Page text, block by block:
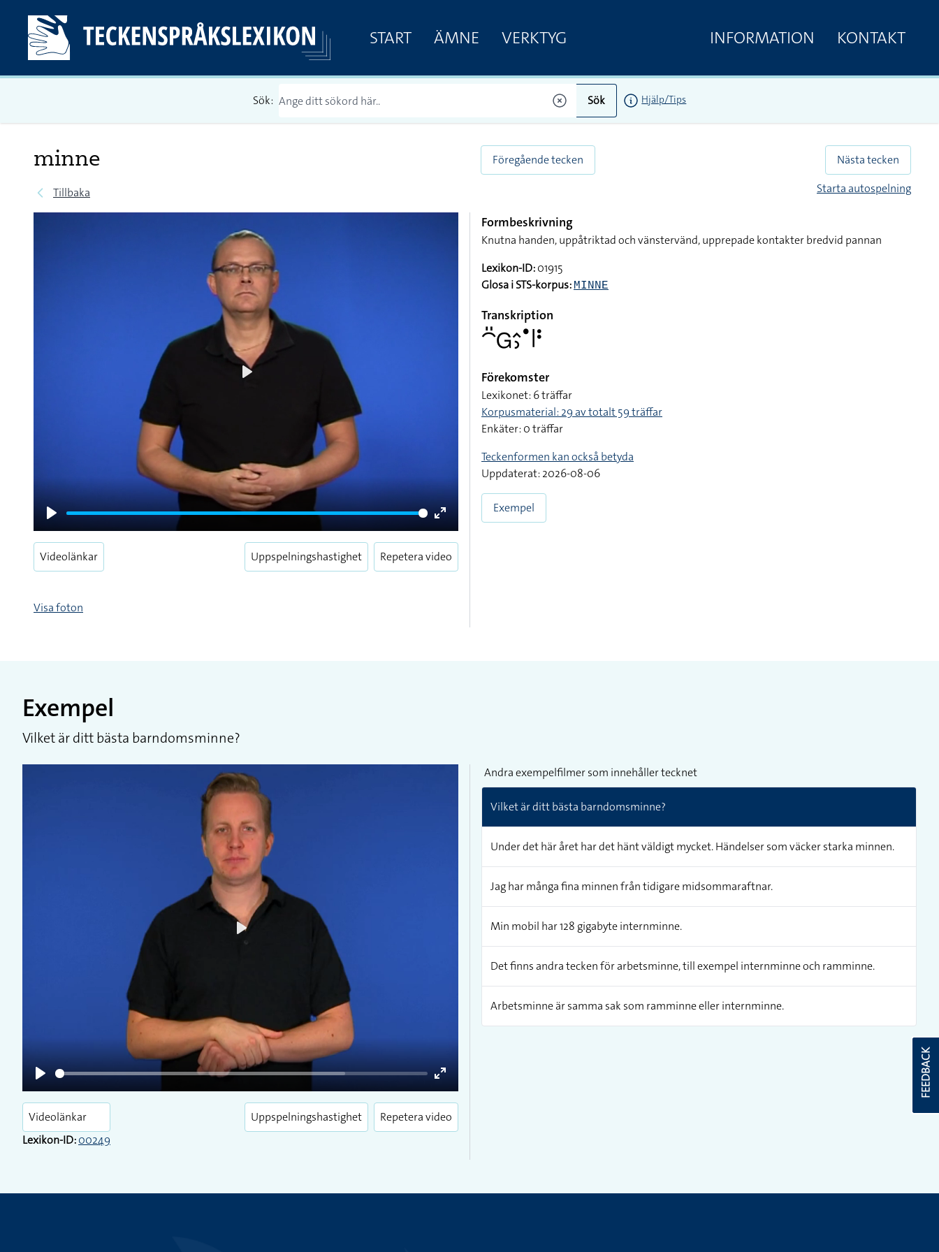
START ÄMNE VERKTYG INFORMATION KONTAKT
Sök: Sök Hjälp/Tips
minne
Tillbaka
Föregående tecken
Nästa tecken
Starta autospelning
Play
Enter
fullscreen
Videolänkar Uppspelningshastighet Repetera video
Visa foton
Formbeskrivning
Knutna handen, uppåtriktad och vänstervänd, upprepade kontakter bredvid pannan
Lexikon-ID:01915
Glosa i STS-korpus: MINNE
Transkription
􌤃􌤺􌤦􌤵􌤶􌤟􌥼􌥻
Förekomster
Lexikonet: 6 träffar
Korpusmaterial: 29 av totalt 59 träffar
Enkäter: 0 träffar
Teckenformen kan också betyda
Uppdaterat: 2026-08-06
Exempel
Exempel
Vilket är ditt bästa barndomsminne?
Play
Enter
fullscreen
Play
Videolänkar
Lexikon-ID:00249
Uppspelningshastighet Repetera video
Andra exempelfilmer som innehåller tecknet
Vilket är ditt bästa barndomsminne?
Under det här året har det hänt väldigt mycket. Händelser som väcker starka minnen.
Jag har många fina minnen från tidigare midsommaraftnar.
Min mobil har 128 gigabyte internminne.
Det finns andra tecken för arbetsminne, till exempel internminne och ramminne.
Arbetsminne är samma sak som ramminne eller internminne.
FEEDBACK